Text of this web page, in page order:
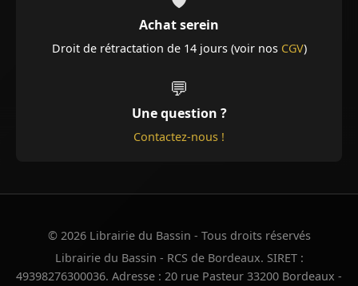
Achat serein
Droit de rétractation de 14 jours (voir nos CGV)
💬
Une question ?
Contactez-nous !
© 2026 Librairie du Bassin - Tous droits réservés
Librairie du Bassin - RCS de Bordeaux. SIRET :
49398276300036. Adresse : 20 rue Pasteur 33200 Bordeaux -